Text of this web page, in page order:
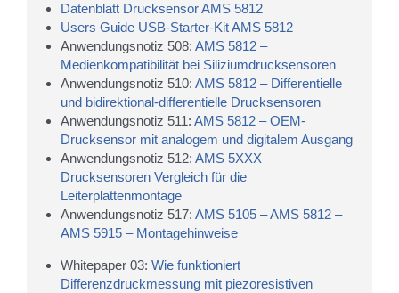
Datenblatt Drucksensor AMS 5812
Users Guide USB-Starter-Kit AMS 5812
Anwendungsnotiz 508: AMS 5812 –
Medienkompatibilität bei Siliziumdruck­sensoren
Anwendungsnotiz 510: AMS 5812 – Differentielle
und bidirektional-differentielle Drucksensoren
Anwendungsnotiz 511: AMS 5812 – OEM-
Drucksensor mit analogem und digitalem Ausgang
Anwendungsnotiz 512: AMS 5XXX –
Drucksensoren Vergleich für die
Leiterplattenmontage
Anwendungsnotiz 517: AMS 5105 – AMS 5812 –
AMS 5915 – Montagehinweise
Whitepaper 03: Wie funktioniert
Differenzdruckmessung mit piezoresistiven